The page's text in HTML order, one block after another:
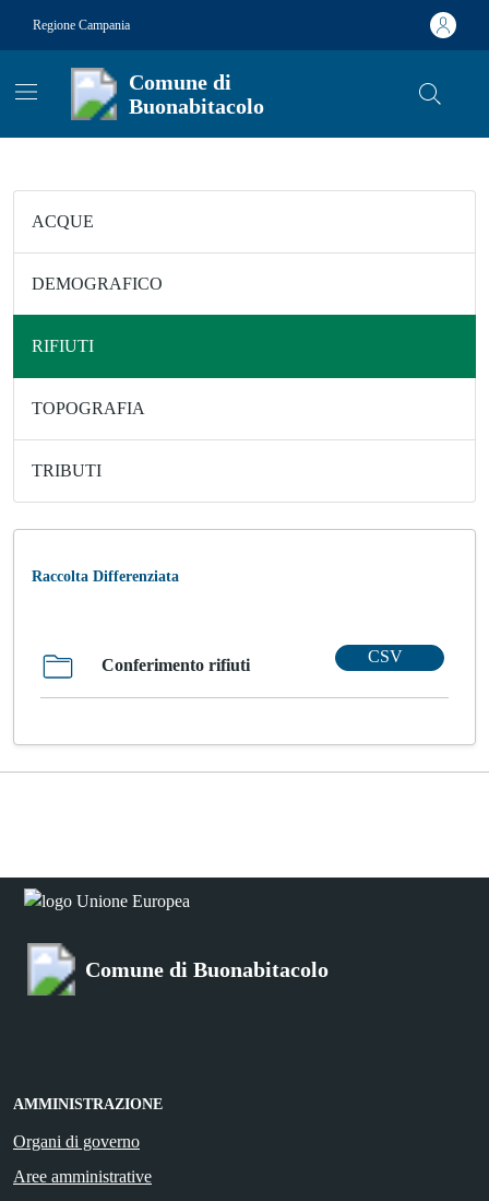
Regione Campania
Comune di
Buonabitacolo
ACQUE
DEMOGRAFICO
RIFIUTI
TOPOGRAFIA
TRIBUTI
Raccolta Differenziata
Conferimento rifiuti CSV
Comune di Buonabitacolo
AMMINISTRAZIONE
Organi di governo
Aree amministrative